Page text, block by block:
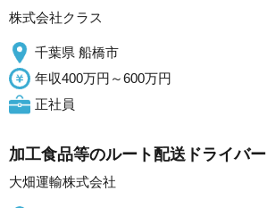
株式会社クラス
千葉県 船橋市
年収400万円～600万円
正社員
加工食品等のルート配送ドライバー
大畑運輸株式会社